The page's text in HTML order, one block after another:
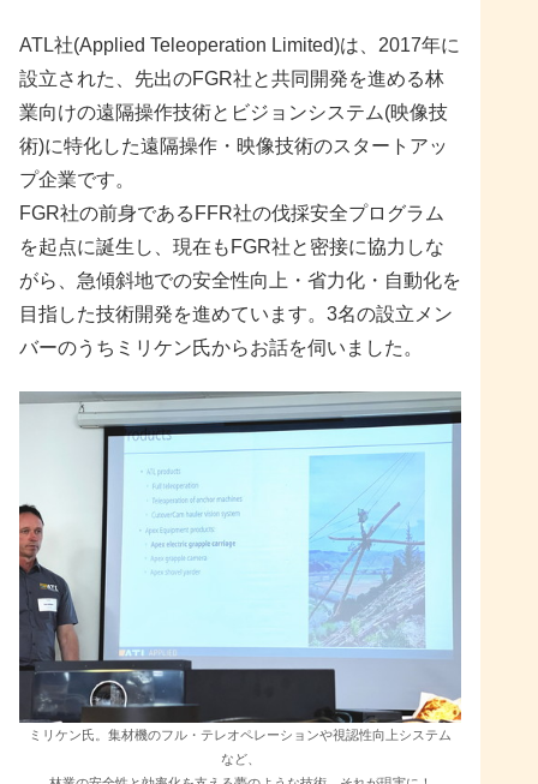
ATL社(Applied Teleoperation Limited)は、2017年に
設立された、先出のFGR社と共同開発を進める林
業向けの遠隔操作技術とビジョンシステム(映像技
術)に特化した遠隔操作・映像技術のスタートアッ
プ企業です。
FGR社の前身であるFFR社の伐採安全プログラム
を起点に誕生し、現在もFGR社と密接に協力しな
がら、急傾斜地での安全性向上・省力化・自動化を
目指した技術開発を進めています。3名の設立メン
バーのうちミリケン氏からお話を伺いました。
ミリケン氏。集材機のフル・テレオペレーションや視認性向上システム
など、